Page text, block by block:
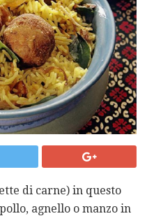
di carne) in questo
agnello o manzo in